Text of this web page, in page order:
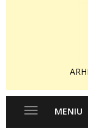
Toggle
MENIU